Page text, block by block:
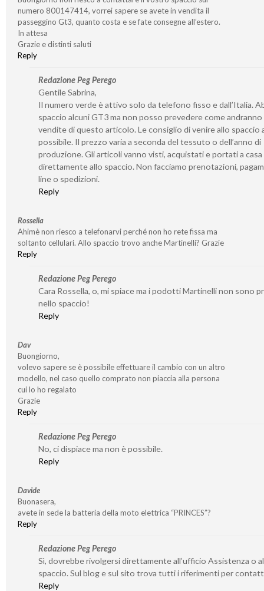
numero 800147414, vorrei sapere se avete in vendita il
passeggino Gt3, quanto costa e se fate consegne all’estero.
In attesa
Grazie e distinti saluti
Reply
Redazione Peg Perego
Gentile Sabrina,
Il numero verde è attivo solo da telefono fisso e dall’Italia.
spaccio alcuni GT3 ma non posso prevedere come andranno
vendite di questo articolo. Le consiglio di venire allo spaccio
possibile. Il prezzo varia a seconda del tessuto o dell’anno di
produzione. Gli articoli vanno visti, acquistati e portati a casa
direttamente allo spaccio. Non facciamo prenotazioni,
line o spedizioni.
Reply
Rossella
Ahimè non riesco a telefonarvi perché non ho rete fissa ma
soltanto cellulari. Allo spaccio trovo anche Martinelli? Grazie
Reply
Redazione Peg Perego
Cara Rossella, o, mi spiace ma i podotti Martinelli non sono
nello spaccio!
Reply
Dav
Buongiorno,
volevo sapere se è possibile effettuare il cambio con un altro
modello, nel caso quello comprato non piaccia alla persona
cui lo ho regalato
Grazie
Reply
Redazione Peg Perego
No, ci dispiace ma non è possibile.
Reply
Davide
Buonasera,
avete in sede la batteria della moto elettrica “PRINCES”?
Reply
Redazione Peg Perego
Sì, dovrebbe rivolgersi direttamente all’ufficio Assistenza o
spaccio. Sul blog e sul sito trova tutti i riferimenti per
Reply